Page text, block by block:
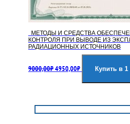
МЕТОДЫ И СРЕДСТВА
КОНТРОЛЯ ПРИ ВЫВОДЕ ИЗ
РАДИАЦИОННЫХ ИСТОЧНИКОВ
9000,00₽цена
4950,00₽цена:
Купить в 1